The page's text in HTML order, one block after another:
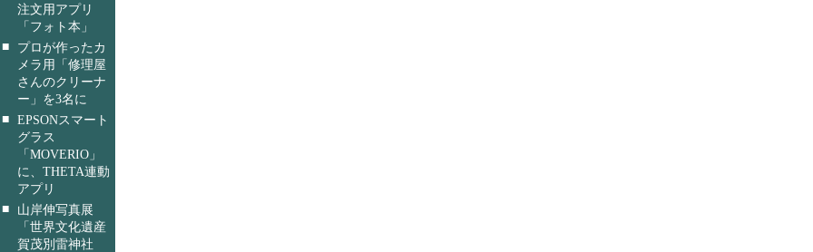
注文用アプリ
「フォト本」
■
プロが作ったカ
メラ用「修理屋
さんのクリーナ
ー」を3名に
■ EPSONスマート
グラス
「MOVERIO」
に、THETA連動
アプリ
■
山岸伸写真展
「世界文化遺産
賀茂別雷神社